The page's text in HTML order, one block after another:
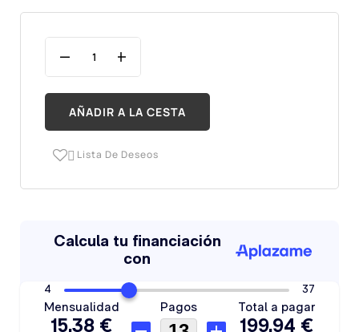
AÑADIR A LA CESTA
 Lista De Deseos